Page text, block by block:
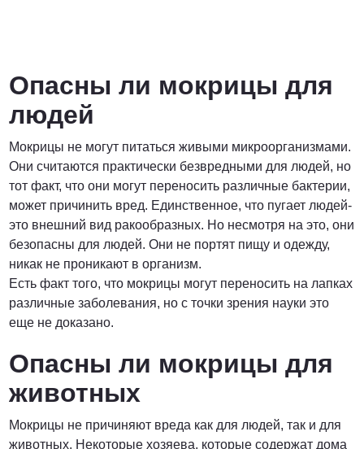
Опасны ли мокрицы для
людей
Мокрицы не могут питаться живыми микроорганизмами.
Они считаются практически безвредными для людей, но
тот факт, что они могут переносить различные бактерии,
может причинить вред. Единственное, что пугает людей-
это внешний вид ракообразных. Но несмотря на это, они
безопасны для людей. Они не портят пищу и одежду,
никак не проникают в организм.
Есть факт того, что мокрицы могут переносить на лапках
различные заболевания, но с точки зрения науки это
еще не доказано.
Опасны ли мокрицы для
животных
Мокрицы не причиняют вреда как для людей, так и для
животных. Некоторые хозяева, которые содержат дома